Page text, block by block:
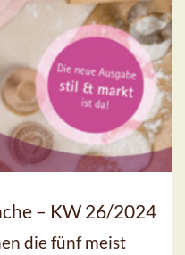
– KW 26/2024
die fünf meist